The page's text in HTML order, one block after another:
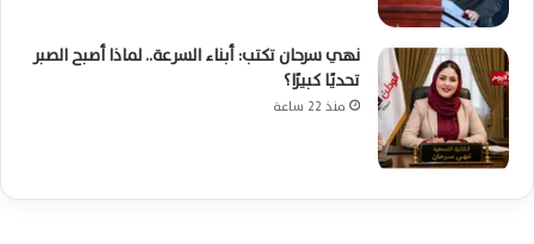
نهي سرحان تكتب: أبناء السرعة.. لماذا أصبح الصبر
تحديًا كبيرًا؟
منذ 22 ساعة